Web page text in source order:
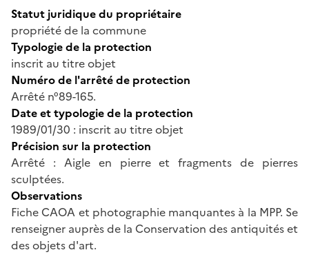
Statut juridique du propriétaire
propriété de la commune
Typologie de la protection
inscrit au titre objet
Numéro de l'arrêté de protection
Arrêté n°89-165.
Date et typologie de la protection
1989/01/30 : inscrit au titre objet
Précision sur la protection
Arrêté : Aigle en pierre et fragments de pierres
sculptées.
Observations
Fiche CAOA et photographie manquantes à la MPP. Se
renseigner auprès de la Conservation des antiquités et
des objets d'art.